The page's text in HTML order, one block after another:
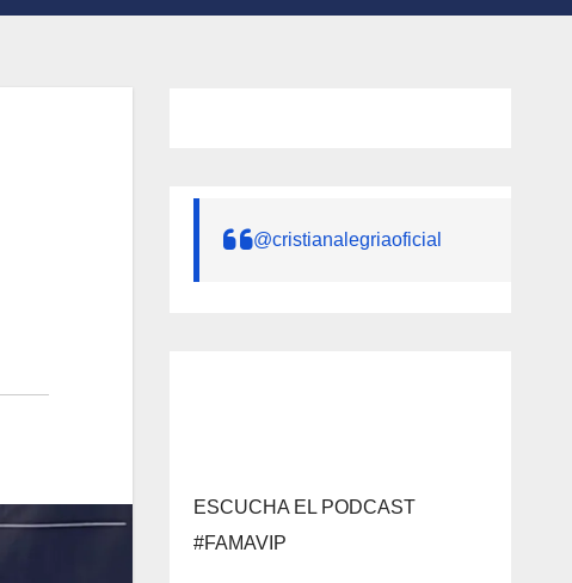
@cristianalegriaoficial
ESCUCHA EL PODCAST
#FAMAVIP